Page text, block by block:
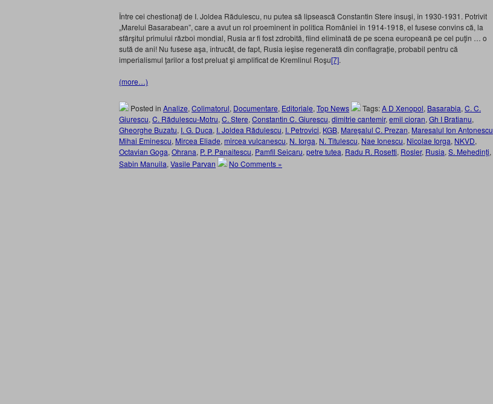
Între cei chestionaţi de I. Joldea Rădulescu, nu putea să lipsească Constantin Stere însuşi, în 1930-1931. Potrivit
„Marelui Basarabean”, care a avut un rol proeminent în politica României în 1914-1918, el fusese convins că, la
sfârşitul primului război mondial, Rusia ar fi fost zdrobită, fiind eliminată de pe scena europeană pe cel puţin … o
sută de ani! Nu fusese aşa, întrucât, de fapt, Rusia ieşise regenerată din conflagraţie, probabil pentru că
imperialismul ţarilor a fost preluat şi amplificat de Kremlinul Roşu[7].
(more…)
Posted in Analize, Colimatorul, Documentare, Editoriale, Top News Tags:A D Xenopol, Basarabia, C. C.
Giurescu, C. Rădulescu-Motru, C. Stere, Constantin C. Giurescu, dimitrie cantemir, emil cioran, Gh I Bratianu,
Gheorghe Buzatu, I. G. Duca, I. Joldea Rădulescu, I. Petrovici, KGB, Mareşalul C. Prezan, Maresalul Ion Antonescu
Mihai Eminescu, Mircea Eliade, mircea vulcanescu, N. Iorga, N. Titulescu, Nae Ionescu, Nicolae Iorga, NKVD,
Octavian Goga, Ohrana, P. P. Panaitescu, Pamfil Seicaru, petre tutea, Radu R. Rosetti, Rosler, Rusia, S. Mehedinţi,
Sabin Manuila, Vasile Parvan No Comments »